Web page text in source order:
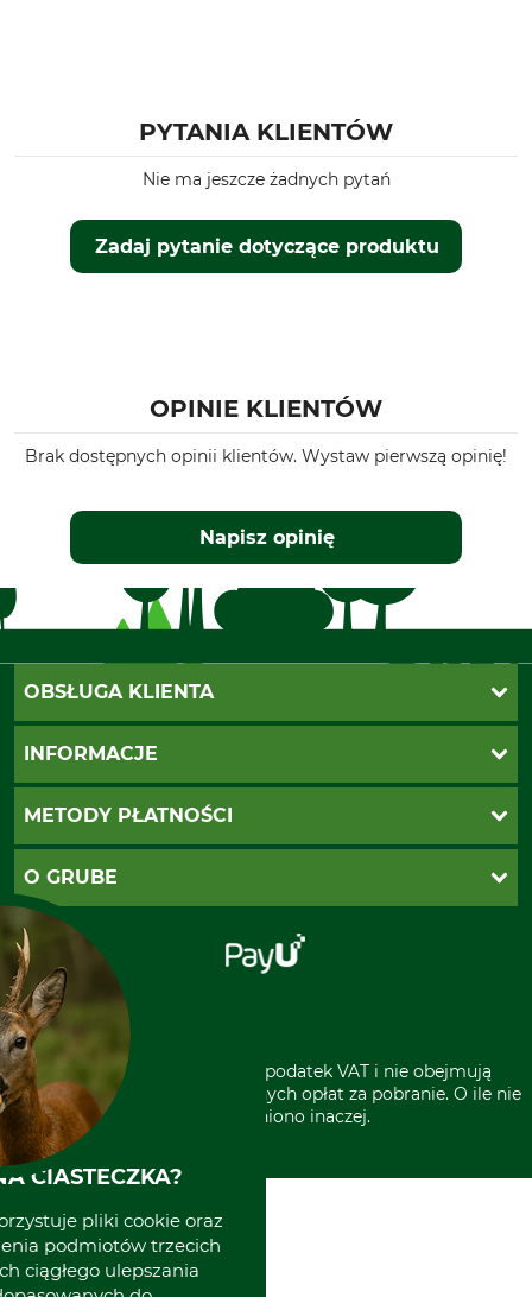
PYTANIA KLIENTÓW
Zadaj pytanie dotyczące produktu
Nie ma jeszcze żadnych pytań
OPINIE KLIENTÓW
Brak dostępnych opinii klientów. Wystaw pierwszą opinię!
Napisz opinię
OBSŁUGA KLIENTA
Katalogi Grube
Ustawienia plików cookie
INFORMACJE
Koszty dostawy
Regulamin sklepu
Klauzula RODO
Odstąpienie od zamówienia
METODY PŁATNOŚCI
PayU
Za pobraniem (z dopłatą)
Polecenie zapłaty SEPA
O GRUBE
Sklep stacjonarny
Kontakt
Grube w Europie
* Wszystkie ceny zawierają podatek VAT i nie obejmują
kosztów wysyłki lub ewentualnych opłat za pobranie. O ile nie
wyszczególniono inaczej.
CIASTECZKA?
pliki cookie oraz
podmiotów trzecich
ciągłego ulepszania